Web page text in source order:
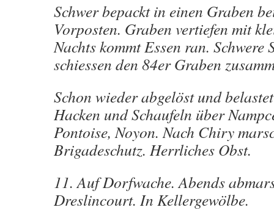
Schwer bepackt in einen Graben
Vorposten. Graben vertiefen mit
Nachts kommt Essen ran. Schwere
schiessen den 84er Graben
Schon wieder abgelöst und
Hacken und Schaufeln über
Pontoise, Noyon. Nach Chiry
Brigadeschutz. Herrliches Obst.
11. Auf Dorfwache. Abends
Dreslincourt. In Kellergewölbe.